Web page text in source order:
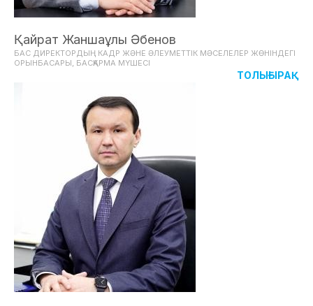
Қайрат Жаншаұлы Әбенов
БАС ДИРЕКТОРДЫҢ КАДР ЖӘНЕ ӘЛЕУМЕТТІК МӘСЕЛЕЛЕР ЖӨНІНДЕГІ
ОРЫНБАСАРЫ, БАСҚАРМА МҮШЕСІ
ТОЛЫҒЫРАҚ